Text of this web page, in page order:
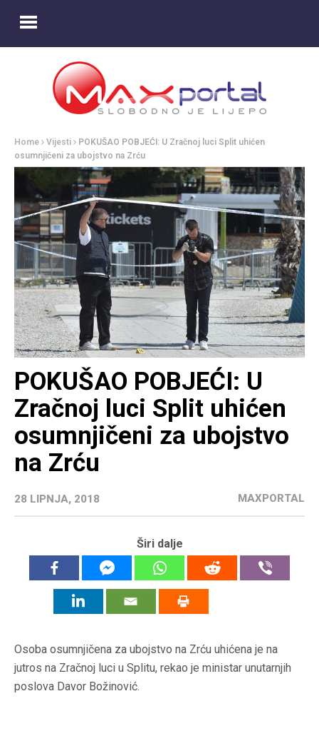
Home Vijesti
POKUŠAO POBJEĆI: U Zračnoj luci Split uhićen
osumnjičeni za ubojstvo na Zrću
POKUŠAO POBJEĆI: U
Zračnoj luci Split uhićen
osumnjičeni za ubojstvo
na Zrću
28 LIPNJA, 2018 MAXPORTAL
Širi dalje
Osoba osumnjičena za ubojstvo na Zrću uhićena je na
jutros na Zračnoj luci u Splitu, rekao je ministar unutarnjih
poslova Davor Božinović.